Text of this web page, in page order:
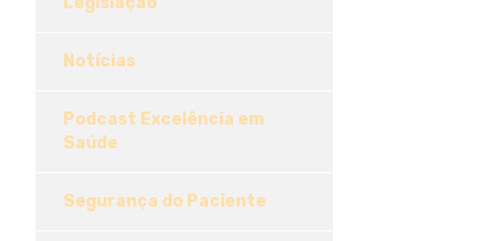
Notícias
Podcast Excelência em
Saúde
Segurança do Paciente